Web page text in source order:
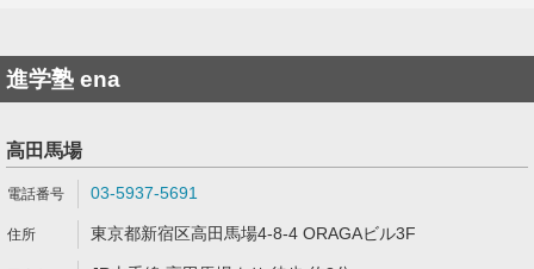
進学塾 ena
高田馬場
03-5937-5691
東京都新宿区高田馬場4-8-4 ORAGAビル3F